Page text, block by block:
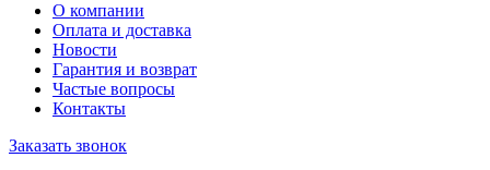
О компании
Оплата и доставка
Новости
Гарантия и возврат
Частые вопросы
Контакты
Заказать звонок